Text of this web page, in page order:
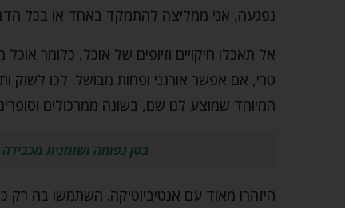
נפגעה, אני ממליצה להתמקד באחד או בכל
אל תאכלו חיקויים וזיופים של אוכל, כלומר
טרי, אם אפשר אורגני ופחות מבושל. לכו לשוק
המיוחד שמוצע לנו שם, בשונה ממרכולים
בטן נפוחה ושומנית
היזהרו מאוד עם אנטיביוטיקה. השתמשו בה